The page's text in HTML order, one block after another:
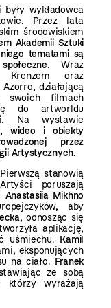
wykładowca
Przez lata
środowiskiem
Akademii Sztuki
tematami są
. Wraz
oraz
działającą
filmach
do artworldu
Na wystawie
wideo i obiekty
przez
Artystycznych.
stanowią
poruszają
Anastasiia Mikhno
aby
, odnosząc się
aplikację,
uśmiechu. Kamil
eksponujących
na ciało. Franek
ze sobą
którzy wyrażają